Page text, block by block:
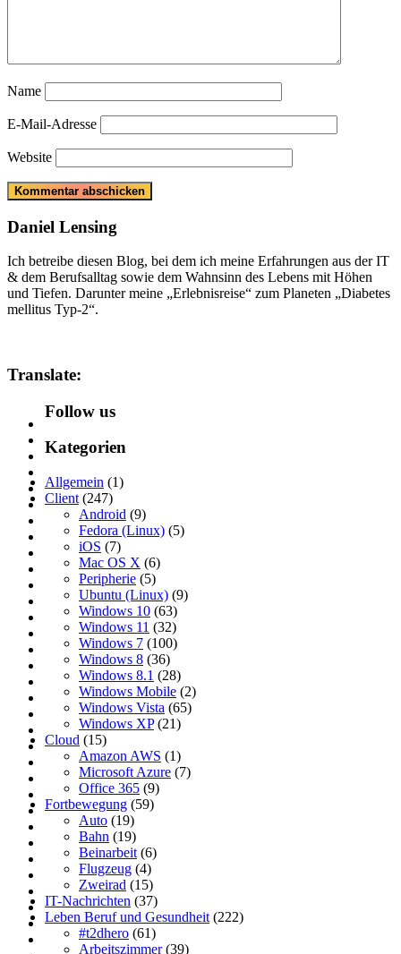
Name
E-Mail-Adresse
Website
Daniel Lensing
Ich betreibe diesen Blog, bei dem ich meine Erfahrungen aus der IT
& dem Berufsalltag sowie dem Wahnsinn des Lebens mit Höhen
und Tiefen. Darunter meine „Erlebnisreise“ zum Planeten „Diabetes
mellitus Typ-2“.
Translate:
Follow us
Kategorien
Allgemein (1)
Client (247)
Android (9)
Fedora (Linux) (5)
iOS (7)
Mac OS X (6)
Peripherie (5)
Ubuntu (Linux) (9)
Windows 10 (63)
Windows 11 (32)
Windows 7 (100)
Windows 8 (36)
Windows 8.1 (28)
Windows Mobile (2)
Windows Vista (65)
Windows XP(21)
Cloud (15)
Amazon AWS (1)
Microsoft Azure (7)
Office 365 (9)
Fortbewegung (59)
Auto (19)
Bahn (19)
Beinarbeit (6)
Flugzeug (4)
Zweirad (15)
IT-Nachrichten (37)
Leben Beruf und Gesundheit (222)
#t2dhero (61)
Arbeitszimmer(39)